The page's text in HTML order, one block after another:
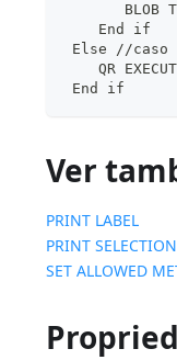
BLOB TO
End if
Else //caso
QR
End if
Ver
PRINT LABEL
PRINT SELECTION
SET ALLOWED